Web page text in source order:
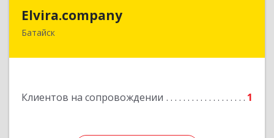
Elvira.company
Батайск
Клиентов на сопровождении 1